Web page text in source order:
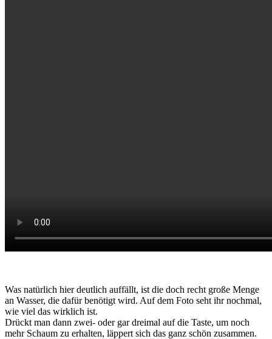
Was natürlich hier deutlich auffällt, ist die doch recht große Menge
an Wasser, die dafür benötigt wird. Auf dem Foto seht ihr nochmal,
wie viel das wirklich ist.
Drückt man dann zwei- oder gar dreimal auf die Taste, um noch
mehr Schaum zu erhalten, läppert sich das ganz schön zusammen.